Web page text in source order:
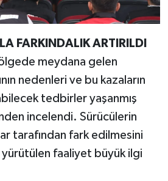
FARKINDALIK ARTIRILDI
meydana gelen
nedenleri ve bu kazaların
tedbirler yaşanmış
incelendi. Sürücülerin
tarafından fark edilmesini
yürütülen faaliyet büyük ilgi